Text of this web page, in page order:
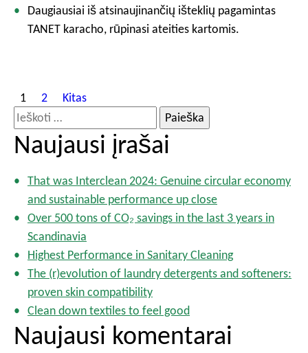
Daugiausiai iš atsinaujinančių išteklių pagamintas
TANET karacho, rūpinasi ateities kartomis.
r
a
š
p
s
l
p
i
v
i
m
1 2
Kitas
e
šNaujausi įrašai
That was Interclean 2024: Genuine circular economy
and sustainable performance up close
Over 500 tons of CO₂ savings in the last 3 years in
Scandinavia
Highest Performance in Sanitary Cleaning
The (r)evolution of laundry detergents and softeners:
proven skin compatibility
Clean down textiles to feel good
Naujausi komentarai